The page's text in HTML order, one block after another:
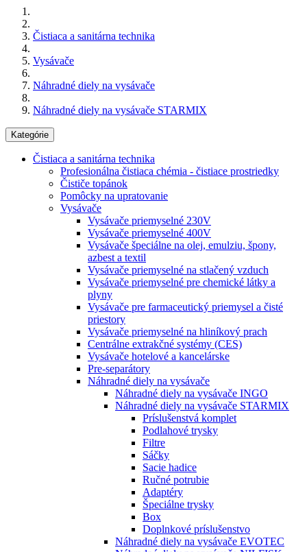
Čistiaca a sanitárna technika
Vysávače
Náhradné diely na vysávače
Náhradné diely na vysávače STARMIX
Kategórie
Čistiaca a sanitárna technika
Profesionálna čistiaca chémia - čistiace prostriedky
Čističe topánok
Pomôcky na upratovanie
Vysávače
Vysávače priemyselné 230V
Vysávače priemyselné 400V
Vysávače špeciálne na olej, emulziu, špony,
azbest a textil
Vysávače priemyselné na stlačený vzduch
Vysávače priemyselné pre chemické látky a
plyny
Vysávače pre farmaceutický priemysel a čisté
priestory
Vysávače priemyselné na hliníkový prach
Centrálne extrakčné systémy (CES)
Vysávače hotelové a kancelárske
Pre-separátory
Náhradné diely na vysávače
Náhradné diely na vysávače INGO
Náhradné diely na vysávače STARMIX
Príslušenstvá komplet
Podlahové trysky
Filtre
Sáčky
Sacie hadice
Ručné potrubie
Adaptéry
Špeciálne trysky
Box
Doplnkové príslušenstvo
Náhradné diely na vysávače EVOTEC